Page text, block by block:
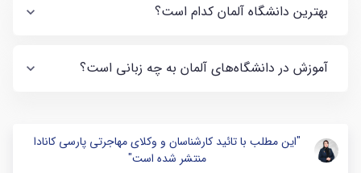
بهترین دانشگاه‌ آلمان کدام است؟
آموزش در دانشگاه‌های آلمان به چه زبانی است؟
"این مطلب با تائید کارشناسان و وکلای مهاجرتی پارسی کانادا
منتشر شده است"